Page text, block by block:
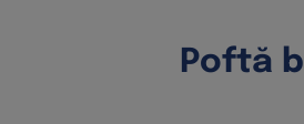
Poftă